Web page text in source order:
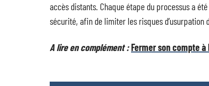
accès distants. Chaque étape du processus a
sécurité, afin de limiter les risques d’usurpation
A lire en complément :Fermer son compte